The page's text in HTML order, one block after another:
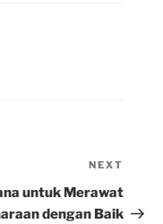
Post
NEXT
untuk Merawat
dengan Baik